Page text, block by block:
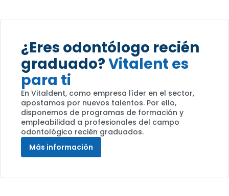
¿Eres odontólogo recién
graduado?Vitalent es
para ti
En Vitaldent, como empresa líder en el sector,
apostamos por nuevos talentos. Por ello,
disponemos de programas de formación y
empleabilidad a profesionales del campo
odontológico recién graduados.
Más información